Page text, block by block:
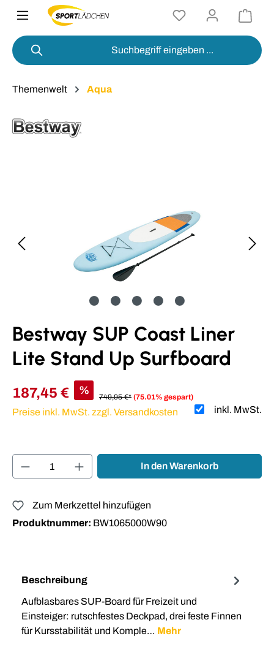
springen
Themenwelt Aqua
Bestway SUP Coast Liner
Lite Stand Up Surfboard
187,45 € %
749,95 €* (75.01% gespart)
inkl. MwSt.
Preise inkl. MwSt. zzgl. Versandkosten
Produkt Anzahl: Gib den gewünschten
In den Warenkorb
Zum Merkzettel hinzufügen
Produktnummer: BW1065000W90
Beschreibung
Aufblasbares SUP-Board für Freizeit und
Einsteiger: rutschfestes Deckpad, drei feste Finnen
für Kursstabilität und Komple… Mehr